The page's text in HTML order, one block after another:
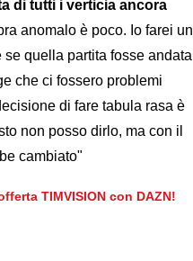
di tutti i verticia ancora
anomalo è poco. Io farei un
quella partita fosse andata
che ci fossero problemi
di fare tabula rasa è
non posso dirlo, ma con il
cambiato"
TIMVISION con DAZN!